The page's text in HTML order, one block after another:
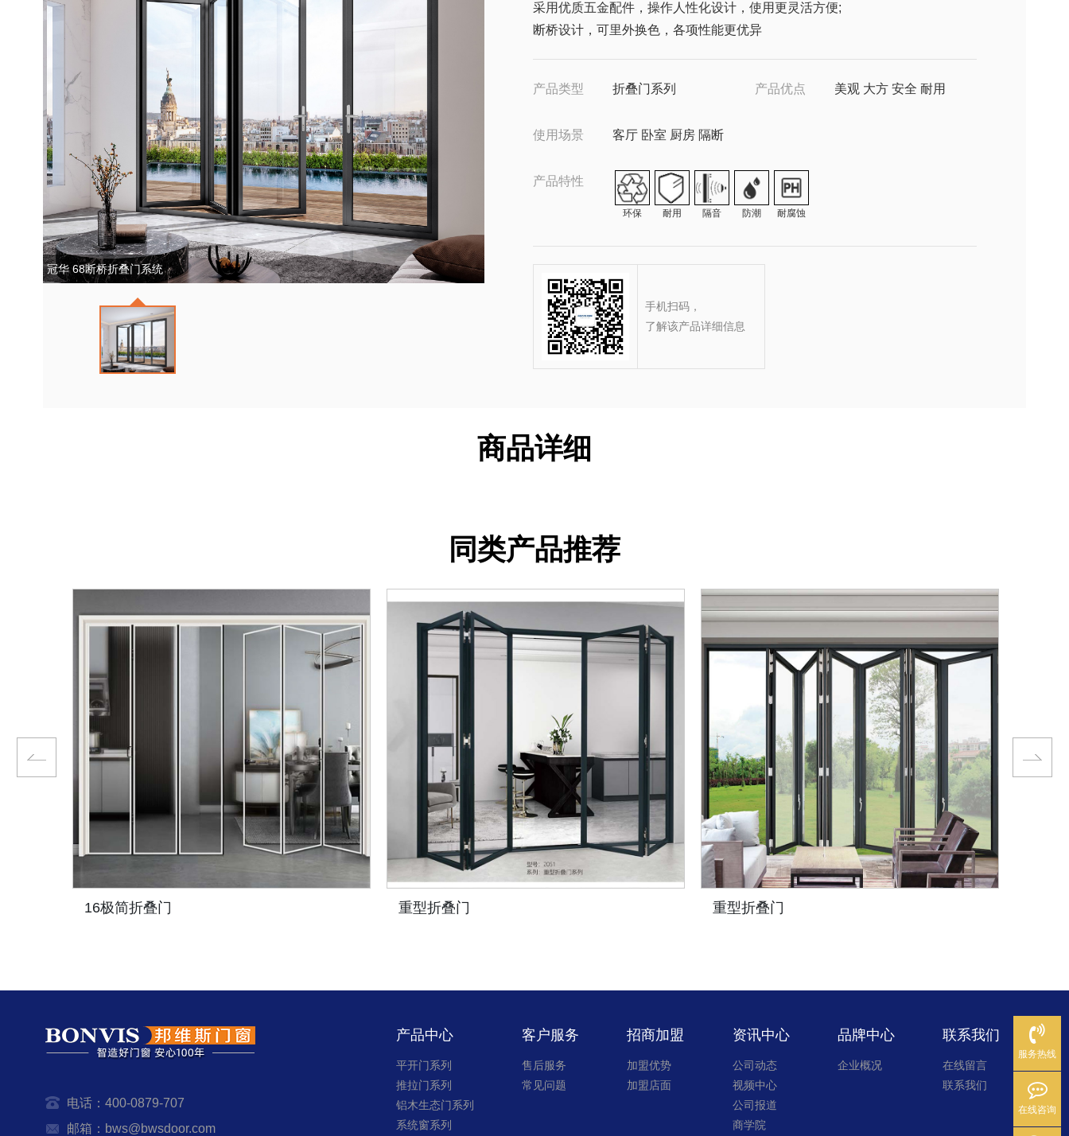
冠华 68断桥折叠门系统
采用优质五金配件，操作人性化设计，使用更灵活方便;
断桥设计，可里外换色，各项性能更优异
产品类型 折叠门系列 产品优点 美观 大方 安全 耐用
使用场景 客厅 卧室 厨房 隔断
产品特性
环保 耐用 隔音 防潮 耐腐蚀
手机扫码，
了解该产品详细信息
商品详细
同类产品推荐
16极简折叠门 重型折叠门 重型折叠门
产品中心
平开门系列
推拉门系列
铝木生态门系列
系统窗系列
客户服务
售后服务
常见问题
招商加盟
加盟优势
加盟店面
资讯中心
公司动态
视频中心
公司报道
商学院
品牌中心
企业概况
联系我们
在线留言
联系我们
电话：400-0879-707
邮箱：bws@bwsdoor.com
服务热线
在线咨询